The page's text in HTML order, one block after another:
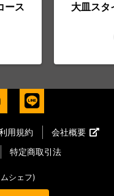
ース 大皿ス
用規約
会社概要
特定商取引法
シェフ)